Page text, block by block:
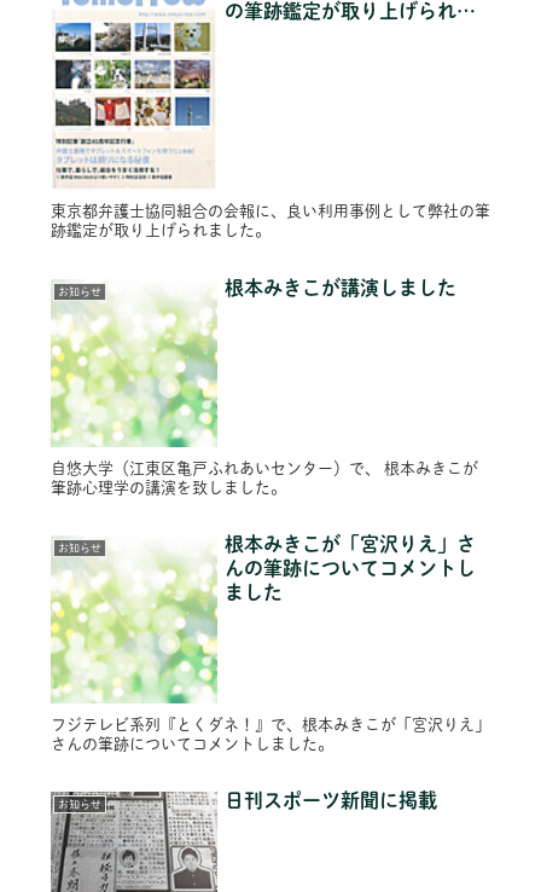
の筆跡鑑定が取り上げられま
東京都弁護士協同組合の会報に、良い利用事例として弊社の筆
跡鑑定が取り上げられました。
お知らせ 根本みきこが講演しました
自悠大学（江東区亀戸ふれあいセンター）で、 根本みきこが
筆跡心理学の講演を致しました。
お知らせ
根本みきこが「宮沢りえ」さ
んの筆跡についてコメントし
ました
フジテレビ系列『とくダネ！』で、根本みきこが「宮沢りえ」
さんの筆跡についてコメントしました。
お知らせ 日刊スポーツ新聞に掲載